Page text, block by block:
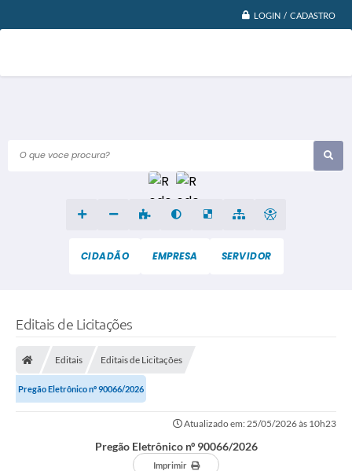
LOGIN / CADASTRO
O que voce procura?
CIDADÃO EMPRESA SERVIDOR
Editais de Licitações
Editais Editais de Licitações
Pregão Eletrônico nº 90066/2026
Atualizado em: 25/05/2026 às 10h23
Pregão Eletrônico nº 90066/2026
Imprimir